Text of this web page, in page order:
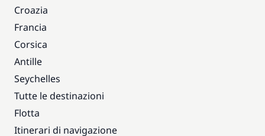
Croazia
Francia
Corsica
Antille
Seychelles
Tutte le destinazioni
Flotta
Itinerari di navigazione